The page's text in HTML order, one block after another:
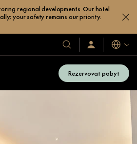
regional developments. Our hotel
your safety remains our priority.
Naše
hotely
a
resorty
Přihlaste
se
se
Jazyky
Rezervovat pobyt